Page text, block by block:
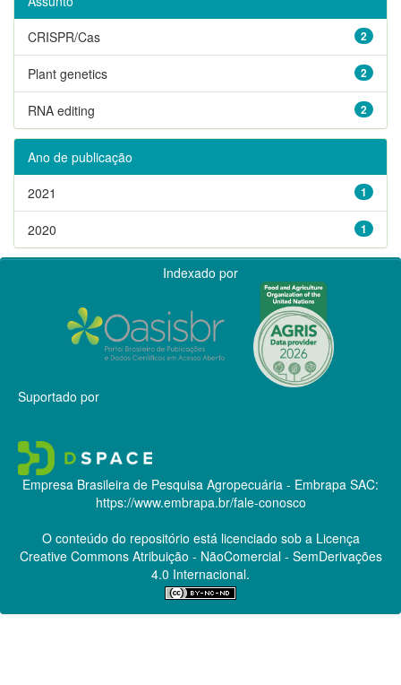
2
CRISPR/Cas
2
Plant genetics
2
RNA editing
Ano de publicação
1
2021
1
2020
Indexado por
Suportado por
Empresa Brasileira de Pesquisa Agropecuária - Embrapa SAC:
https://www.embrapa.br/fale-conosco
O conteúdo do repositório está licenciado sob a Licença
Creative CommonsAtribuição - NãoComercial - SemDerivações
4.0 Internacional.